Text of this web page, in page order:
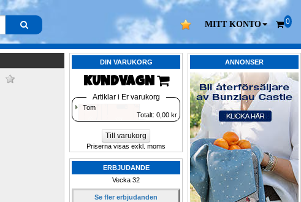
MITT KONTO 0
ANNONSER
DIN VARUKORG
KUNDVAGN
Artiklar i Er varukorg
Tom
Totalt: 0,00 kr
Till varukorg
Priserna visas exkl. moms
ERBJUDANDE
Vecka 32
Se fler erbjudanden